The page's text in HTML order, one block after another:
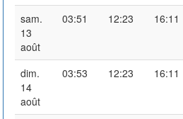
sam.
13
août
03:51 12:23 16:11
dim.
14
août
03:53 12:23 16:11